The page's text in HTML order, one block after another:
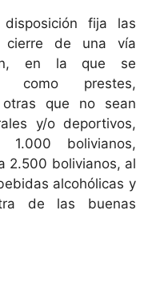
fija las
cierre de una vía
en la que se
como prestes,
otras que no sean
y/o deportivos,
1.000 bolivianos,
2.500 bolivianos, al
alcohólicas y
de las buenas